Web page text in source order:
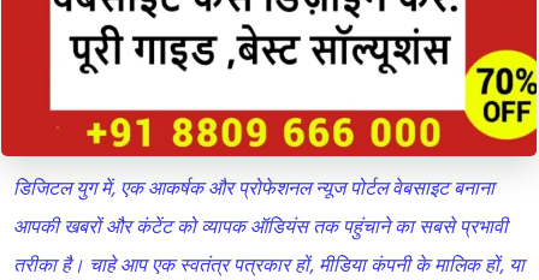
डिजिटल युग में, एक आकर्षक और प्रोफेशनल न्यूज पोर्टल वेबसाइट बनाना
आपकी खबरों और कंटेंट को व्यापक ऑडियंस तक पहुंचाने का सबसे प्रभावी
तरीका है। चाहे आप एक स्वतंत्र पत्रकार हों, मीडिया कंपनी के मालिक हों, या